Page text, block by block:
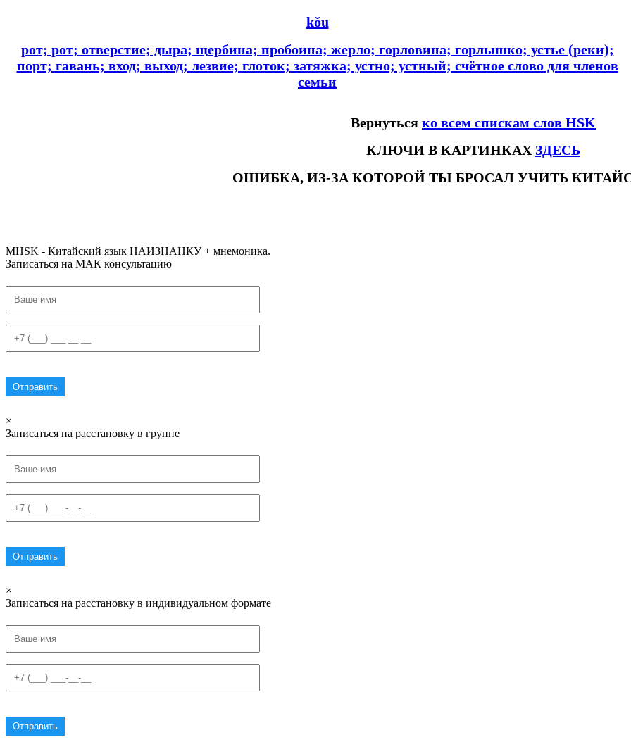
kǒu
рот; рот; отверстие; дыра; щербина; пробоина; жерло; горловина; горлышко; устье (реки);
порт; гавань; вход; выход; лезвие; глоток; затяжка; устно; устный; счётное слово для членов
семьи
Вернуться ко всем спискам слов HSK
КЛЮЧИ В КАРТИНКАХ ЗДЕСЬ
ОШИБКА, ИЗ-ЗА КОТОРОЙ ТЫ БРОСАЛ УЧИТЬ
MHSK - Китайский язык НАИЗНАНКУ + мнемоника.
Записаться на МАК консультацию
×
Записаться на расстановку в группе
×
Записаться на расстановку в индивидуальном формате